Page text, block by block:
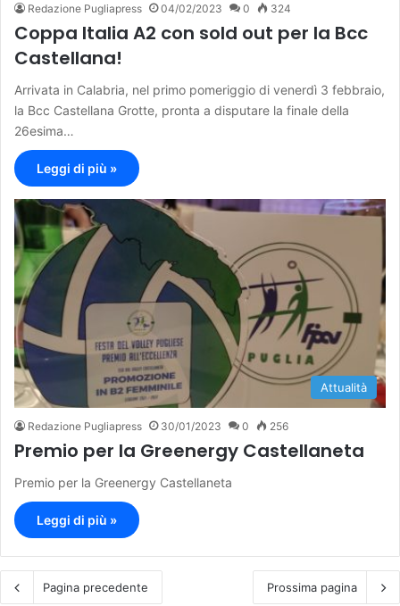
Redazione Pugliapress 04/02/2023 0 324
Coppa Italia A2 con sold out per la Bcc
Castellana!
Arrivata in Calabria, nel primo pomeriggio di venerdì 3 febbraio,
la Bcc Castellana Grotte, pronta a disputare la finale della
26esima…
Leggi di più »
Attualità
Redazione Pugliapress 30/01/2023 0 256
Premio per la Greenergy Castellaneta
Premio per la Greenergy Castellaneta
Leggi di più »
Pagina precedente Prossima pagina